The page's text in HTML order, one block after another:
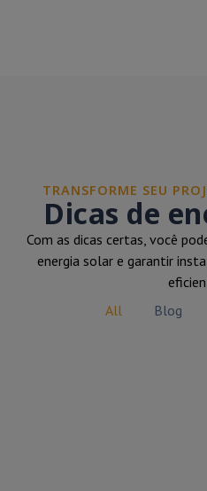
TRANSFORME SEU
Dicas de
Com as dicas certas, você
energia solar e garantir
All
Blog